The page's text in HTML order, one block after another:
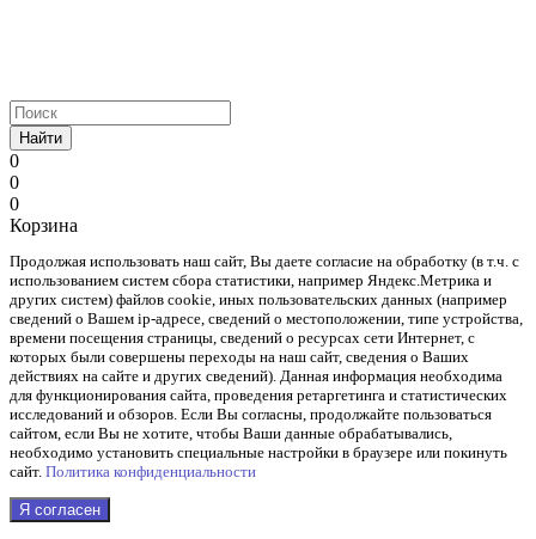
Найти
0
0
0
Корзина
Продолжая использовать наш cайт, Вы даете согласие на обработку (в т.ч. с
использованием систем сбора статистики, например Яндекс.Метрика и
других систем) файлов cookie, иных пользовательских данных (например
сведений о Вашем ip-адресе, сведений о местоположении, типе устройства,
времени посещения страницы, сведений о ресурсах сети Интернет, с
которых были совершены переходы на наш сайт, сведения о Ваших
действиях на сайте и других сведений). Данная информация необходима
для функционирования сайта, проведения ретаргетинга и статистических
исследований и обзоров. Если Вы согласны, продолжайте пользоваться
сайтом, если Вы не хотите, чтобы Ваши данные обрабатывались,
необходимо установить специальные настройки в браузере или покинуть
сайт. Политика конфиденциальности
Я согласен